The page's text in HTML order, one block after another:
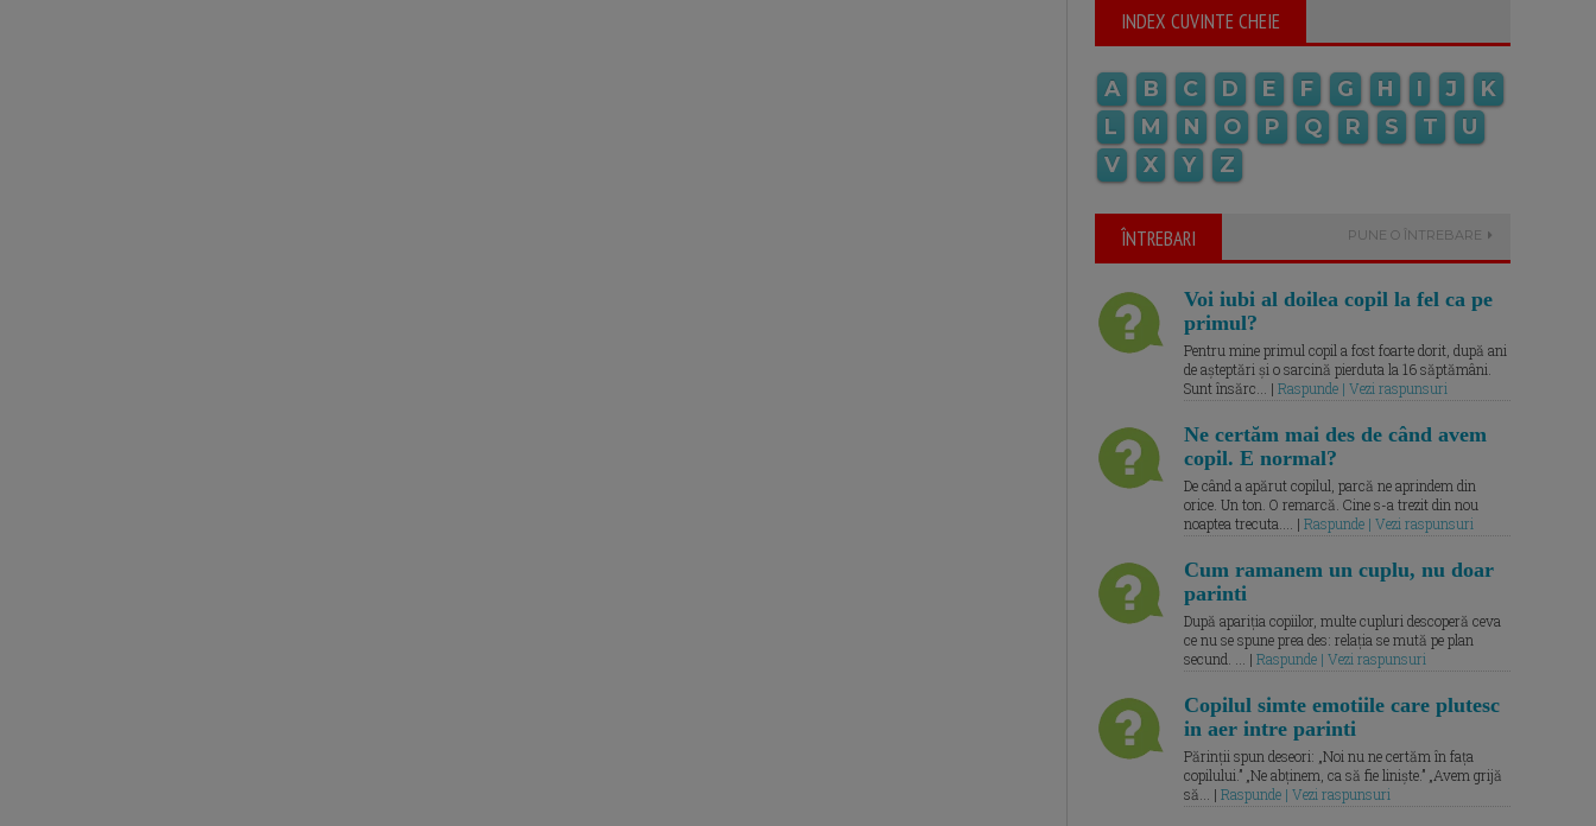
INDEX CUVINTE CHEIE
A B C D E F G H I J
K
L
M N O P Q R S T
U
V
X Y Z
ÎNTREBARI PUNE O ÎNTREBARE
Voi iubi al doilea copil la fel ca pe
primul?
Pentru mine primul copil a fost foarte dorit, după ani
de așteptări și o sarcină pierduta la 16 săptămâni.
Sunt însărc... | Raspunde | Vezi raspunsuri
Ne certăm mai des de când avem
copil. E normal?
De când a apărut copilul, parcă ne aprindem din
orice. Un ton. O remarcă. Cine s-a trezit din nou
noaptea trecuta.... | Raspunde | Vezi raspunsuri
Cum ramanem un cuplu, nu doar
parinti
După apariția copiilor, multe cupluri descoperă ceva
ce nu se spune prea des: relația se mută pe plan
secund. ... | Raspunde | Vezi raspunsuri
Copilul simte emotiile care plutesc
in aer intre parinti
Părinții spun deseori: „Noi nu ne certăm în fața
copilului.” „Ne abținem, ca să fie liniște.” „Avem grijă
să... | Raspunde | Vezi raspunsuri